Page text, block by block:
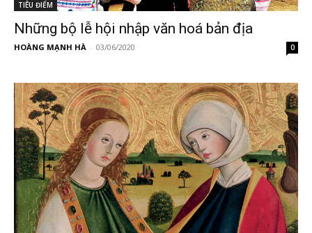
TIÊU ĐIỂM
Những bộ lễ hội nhập văn hoá bản địa
HOÀNG MẠNH HÀ - 03/06/2020 0